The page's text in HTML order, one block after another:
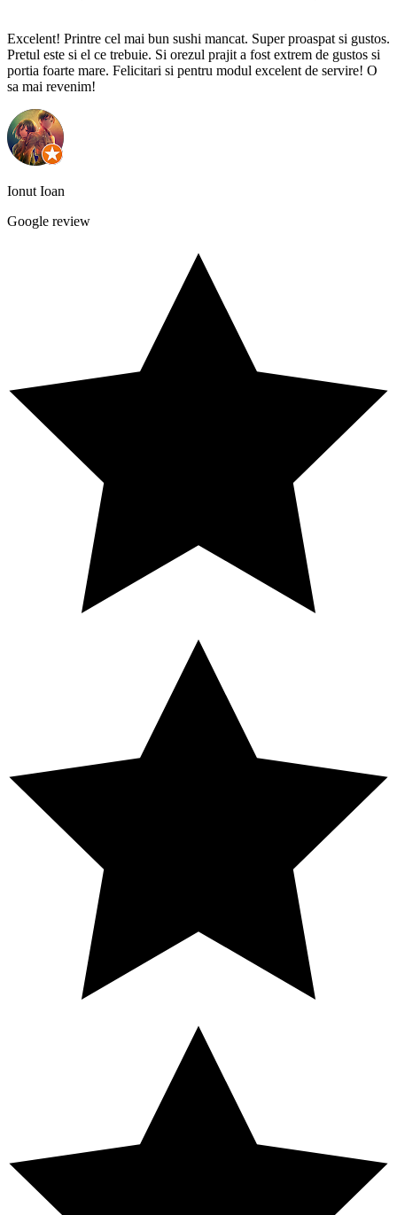
Excelent! Printre cel mai bun sushi mancat. Super proaspat si gustos.
Pretul este si el ce trebuie. Si orezul prajit a fost extrem de gustos si
portia foarte mare. Felicitari si pentru modul excelent de servire! O
sa mai revenim!
Ionut Ioan
Google review